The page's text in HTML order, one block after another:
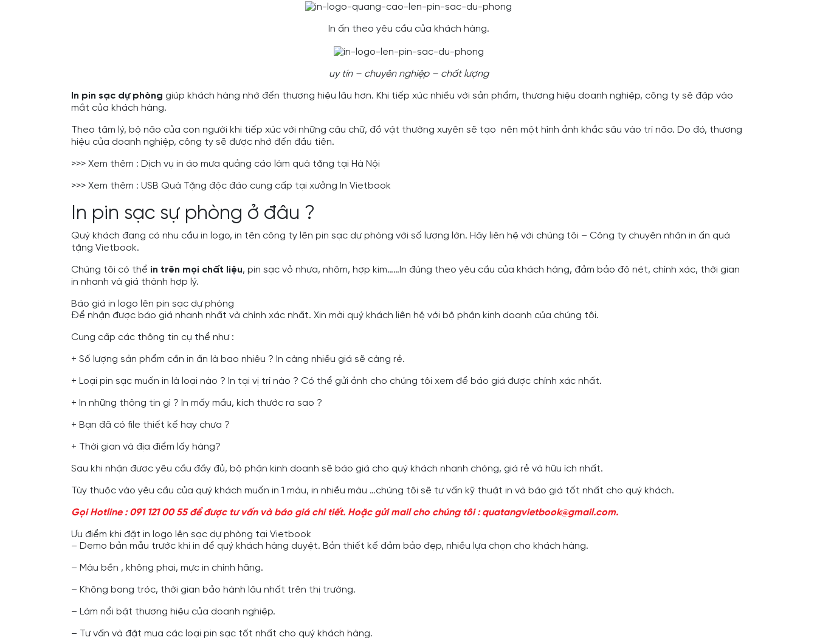
In ấn theo yêu cầu của khách hàng.
uy tín – chuyên nghiệp – chất lượng
In pin sạc dự phòng giúp khách hàng nhớ đến thương hiệu lâu hơn. Khi tiếp xúc nhiều với sản phẩm, thương hiệu doanh nghiệp, công ty sẽ đập vào
mắt của khách hàng.
Theo tâm lý, bộ não của con người khi tiếp xúc với những câu chữ, đồ vật thường xuyên sẽ tạo nên một hình ảnh khắc sâu vào trí não. Do đó, thương
hiệu của doanh nghiệp, công ty sẽ được nhớ đến đầu tiên.
>>> Xem thêm : Dịch vụ in áo mưa quảng cáo làm quà tặng tại Hà Nội
>>> Xem thêm : USB Quà Tặng độc đáo cung cấp tại xưởng In Vietbook
In pin sạc sự phòng ở đâu ?
Quý khách đang có nhu cầu in logo, in tên công ty lên pin sạc dự phòng với số lượng lớn. Hãy liên hệ với chúng tôi – Công ty chuyên nhận in ấn quà
tặng Vietbook.
Chúng tôi có thể in trên mọi chất liệu, pin sạc vỏ nhựa, nhôm, hợp kim……In đúng theo yêu cầu của khách hàng, đảm bảo độ nét, chính xác, thời gian
in nhanh và giá thành hợp lý.
Báo giá in logo lên pin sạc dự phòng
Để nhận được báo giá nhanh nhất và chính xác nhất. Xin mời quý khách liên hệ với bộ phận kinh doanh của chúng tôi.
Cung cấp các thông tin cụ thể như :
+ Số lượng sản phẩm cần in ấn là bao nhiêu ? In càng nhiều giá sẽ càng rẻ.
+ Loại pin sạc muốn in là loại nào ? In tại vị trí nào ? Có thể gửi ảnh cho chúng tôi xem để báo giá được chính xác nhất.
+ In những thông tin gì ? In mấy mầu, kích thước ra sao ?
+ Bạn đã có file thiết kế hay chưa ?
+ Thời gian và địa điểm lấy hàng?
Sau khi nhận được yêu cầu đầy đủ, bộ phận kinh doanh sẽ báo giá cho quý khách nhanh chóng, giá rẻ và hữu ích nhất.
Tùy thuộc vào yêu cầu của quý khách muốn in 1 màu, in nhiều màu …chúng tôi sẽ tư vấn kỹ thuật in và báo giá tốt nhất cho quý khách.
Gọi Hotline : 091 121 00 55 để được tư vấn và báo giá chi tiết. Hoặc gửi mail cho chúng tôi : quatangvietbook@gmail.com.
Ưu điểm khi đặt in logo lên sạc dự phòng tại Vietbook
– Demo bản mẫu trước khi in để quý khách hàng duyệt. Bản thiết kế đảm bảo đẹp, nhiều lựa chọn cho khách hàng.
– Màu bền , không phai, mực in chính hãng.
– Không bong tróc, thời gian bảo hành lâu nhất trên thị trường.
– Làm nổi bật thương hiệu của doanh nghiệp.
– Tư vấn và đặt mua các loại pin sạc tốt nhất cho quý khách hàng.